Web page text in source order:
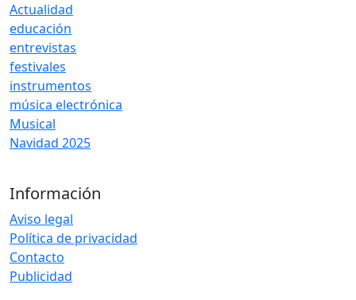
Actualidad
educación
entrevistas
festivales
instrumentos
música electrónica
Musical
Navidad 2025
Información
Aviso legal
Política de privacidad
Contacto
Publicidad